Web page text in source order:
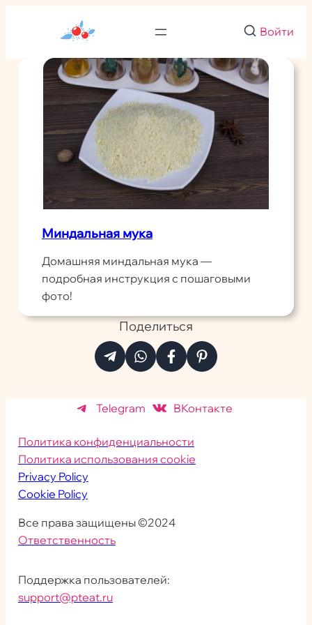
Войти
Миндальная мука
Домашняя миндальная мука —
подробная инструкция с пошаговыми
фото!
Поделиться
Telegram ВКонтакте
Политика конфиденциальности
Политика использования cookie
Privacy Policy
Cookie Policy
Все права защищены ©2024
Ответственность
Поддержка пользователей:
support@pteat.ru